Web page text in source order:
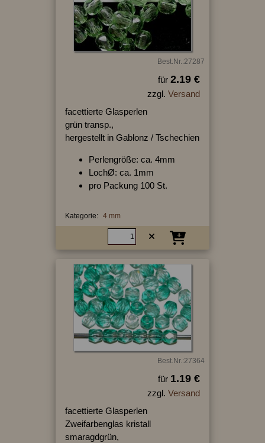
Best.Nr.:27287
für 2.19 €
zzgl. Versand
facettierte Glasperlen
grün transp.,
hergestellt in Gablonz / Tschechien
Perlengröße: ca. 4mm
LochØ: ca. 1mm
pro Packung 100 St.
Kategorie: 4 mm
Best.Nr.:27364
für 1.19 €
zzgl. Versand
facettierte Glasperlen
Zweifarbenglas kristall
smaragdgrün,